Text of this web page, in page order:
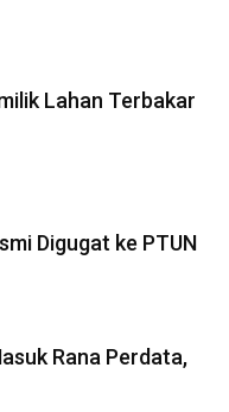
Lahan Terbakar
Digugat ke PTUN
Rana Perdata,